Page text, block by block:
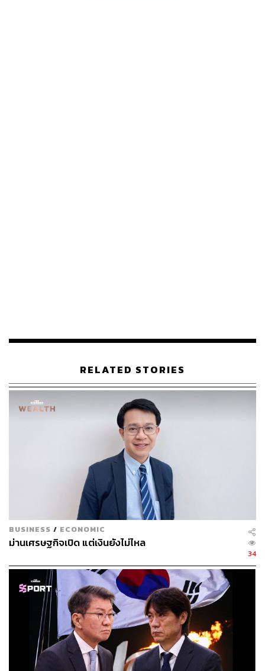
ประเทศมากที่สุด?
ไทยจำเป็นต้องเปิดตลาด ‘ทั้งหมด’ อย่างเวียดนามหรือ
ดร.พิพัฒน์ เหลืองนฤมิตชัย หัวหน้านักเศรษฐศาสตร์ กลุ่ม
ธุรกิจการเงินเกียรตินาคินภัทร (KKP) มองว่า ไทยอาจไม่
จำเป็นต้องเปิดตลาดทั้งหมด โดยมองว่าในกรณีของเวียดนาม
ซึ่งได้ทำข้อตกลงกับสหรัฐฯ โดยการ ‘เปิดตลาดสินค้าเกือบ
ทั้งหมด’ นับเป็นกรณีที่ค่อนข้างสุดโต่ง และอาจมีประเด็นกับ
องค์การการค้าโลก (WTO) เนื่องจากเป็นการทำข้อตกลงแบบ
Preferential Treatment ไม่ใช่ MFN Basis แบบที่ WTO
กำหนด (ซึ่งหมายถึงการเสนอดีลแบบใดให้ประเทศหนึ่งต้อง
เสนอแบบเดียวกันให้กับทุกประเทศด้วย)
นอกจากนี้ ดร.พิพัฒน์ ยังชี้ว่า ในรายงานของ USTR ได้ระบุ
มาแล้วว่า ไทยมีประเด็นกีดกันการค้าใดกับสหรัฐฯ บ้าง โดย
แบ่งเป็น ประเภทมาตรการภาษี (Tariff Barriers) และ
มาตรการที่มิใช่ภาษี (Non-Tariff Barriers) ดังนี้
RELATED STORIES
BUSINESS / ECONOMIC
ม่านเศรษฐกิจเปิด แต่เงินยังไม่ไหล
34